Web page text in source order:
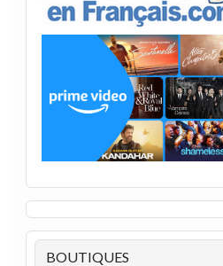
BOUTIQUES